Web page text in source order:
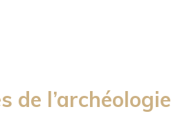
de l’archéologie